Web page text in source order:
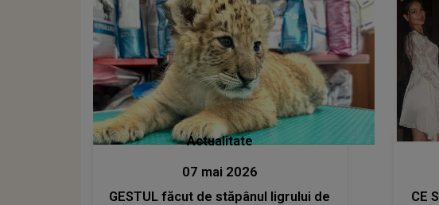
Actualitate
07 mai 2026
GESTUL făcut de stăpânul ligrului de
CE